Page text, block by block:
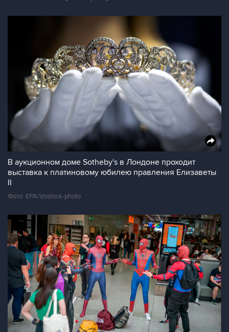
В аукционном доме Sotheby's в Лондоне проходит
выставка к платиновому юбилею правления Елизаветы
II
Фото: EPA/Vostock-photo